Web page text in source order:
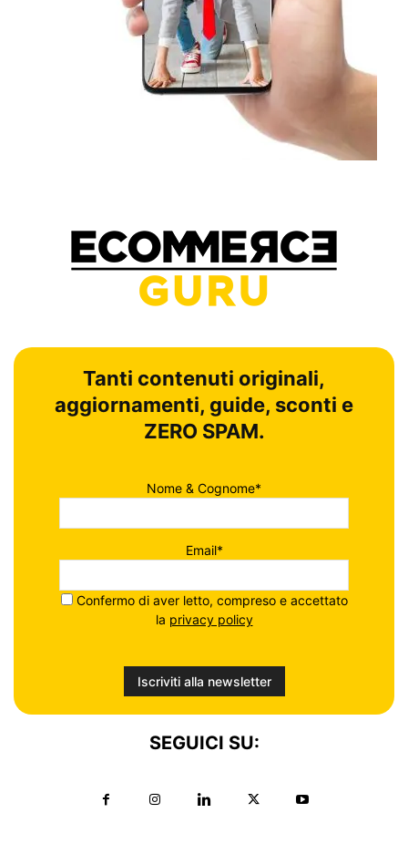
Tanti contenuti originali,
aggiornamenti, guide, sconti e
ZERO SPAM.
Nome & Cognome*
Email*
Confermo di aver letto, compreso e accettato
la privacy policy
SEGUICI SU: